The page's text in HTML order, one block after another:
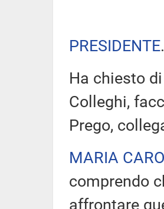
PRESIDENTE
Ha chiesto
Colleghi,
Prego,
MARIA
comprendo
affrontare